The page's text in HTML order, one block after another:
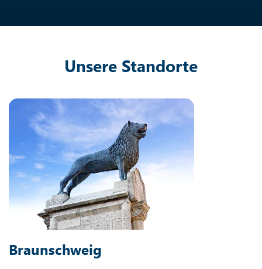
Unsere Standorte
Braunschweig